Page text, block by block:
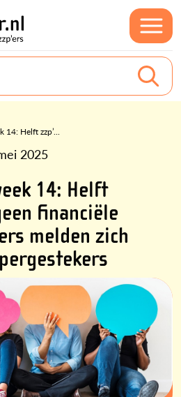
14: Helft zzp’...
2025
14: Helft
financiële
melden zich